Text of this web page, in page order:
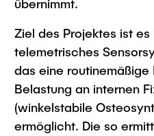
übernimmt.
Ziel des Projektes ist es
telemetrisches
das eine routinemäßige
Belastung an internen
(winkelstabile
ermöglicht. Die so